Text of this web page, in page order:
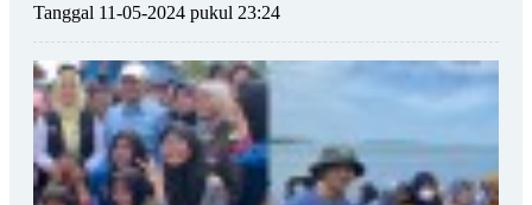
Tanggal 11-05-2024 pukul 23:24